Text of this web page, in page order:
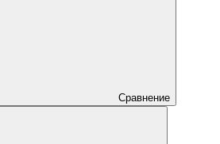
Сравнение